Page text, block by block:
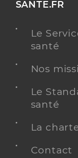
SANTE.FR
Le
santé
Nos
Le
santé
La
Contact